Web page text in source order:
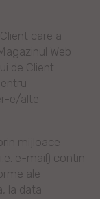
care a
Web
de Client
e/alte
mijloace
e-mail) contin
ale
la data